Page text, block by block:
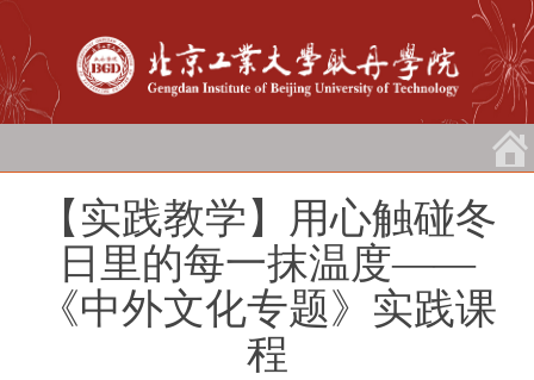
【实践教学】用心触碰冬
日里的每一抹温度——
《中外文化专题》实践课
程